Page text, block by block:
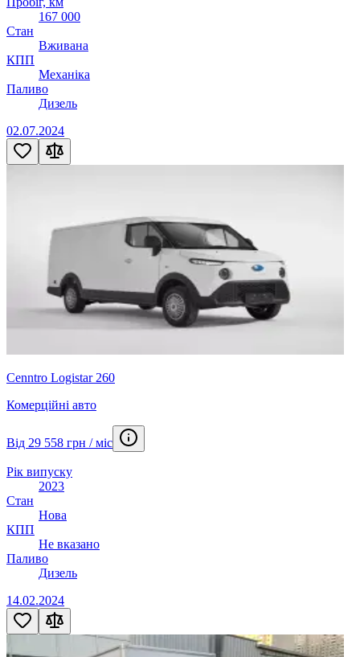
167 000
Стан
Вживана
КПП
Механіка
Паливо
Дизель
02.07.2024
Cenntro Logistar 260
Комерційні авто
Від 29 558 грн / міс
Рік випуску
2023
Стан
Нова
КПП
Не вказано
Паливо
Дизель
14.02.2024